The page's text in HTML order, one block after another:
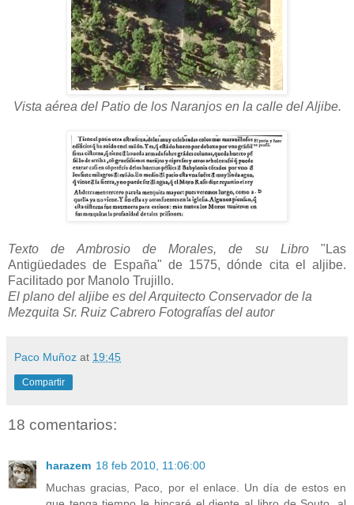
Vista aérea del Patio de los Naranjos en la calle del Aljibe.
Texto de Ambrosio de Morales, de su Libro "Las
Antigüedades de España" de 1575, dónde cita el aljibe.
Facilitado por Manolo Trujillo.
El plano del aljibe es del Arquitecto Conservador de la
Mezquita Sr. Ruiz Cabrero Fotografías del autor
Paco Muñoz at 19:45
Compartir
18 comentarios:
harazem 18 feb 2010, 11:06:00
Muchas gracias, Paco, por el enlace. Un día de estos en